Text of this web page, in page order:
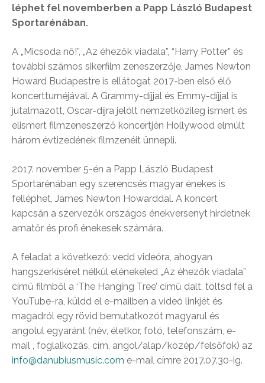
léphet fel novemberben a Papp László Budapest
Sportarénában.
A „Micsoda nő!”, „Az éhezők viadala”, “Harry Potter” és
további számos sikerfilm zeneszerzője, James Newton
Howard Budapestre is ellátogat 2017-ben első élő
koncertturnéjával. A Grammy-díjjal és Emmy-díjjal is
jutalmazott, Oscar-díjra jelölt nemzetközileg ismert és
elismert filmzeneszerző koncertjén Hollywood elmúlt
három évtizedének filmzenéit ünnepli.
2017. november 5-én a Papp László Budapest
Sportarénában egy szerencsés magyar énekes is
felléphet, James Newton Howarddal. A koncert
kapcsán a szervezők országos énekversenyt hirdetnek
amatőr és profi énekesek számára.
A feladat a következő: vedd videóra, ahogyan
hangszerkíséret nélkül elénekeled „Az éhezők viadala”
című filmből a ‘The Hanging Tree’ című dalt, töltsd fel a
YouTube-ra, küldd el e-mailben a videó linkjét és
magadról egy rövid bemutatkozót magyarul és
angolul egyaránt (név, életkor, fotó, telefonszám, e-
mail , foglalkozás, cím, angol/alap/közép/felsőfok) az
info@danubiusmusic.com e-mail címre 2017.07.30-ig.